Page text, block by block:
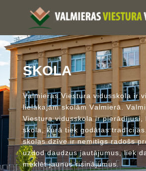
SKOLA
Valmieras Viestura vidusskola ir vi
lielākajām skolām Valmierā Valmi
Viestura vidusskola ir pierādījusi
skola , kurā tiek godātas tradīcijas
skolas dzīve ir nemitīgs radošs pr
uzdod daudzus jautājumus, liek d
meklēt jaunus risinājumus.